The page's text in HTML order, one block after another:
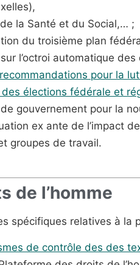
la Santé et du Social,… ;
du troisième plan
l’octroi automatique
pour la
élections fédérale et
gouvernement pour la
ex ante de l’impact
groupes de travail.
de l’homme
spécifiques relatives à la
de contrôle des des